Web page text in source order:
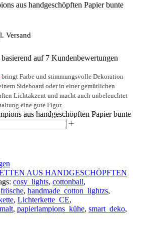
aus handgeschöpften Papier bunte
Versand
auf 7 Kundenbewertungen
bringt Farbe und stimmungsvolle Dekoration
Sideboard oder in einer gemütlichen
Lichtakzent und macht auch unbeleuchtet
eine gute Figur.
aus handgeschöpften Papier bunte
AUS HANDGESCHÖPFTEN
cosy_lights, cottonball,
frösche, handmade_cotton_lightzs,
, Lichterkette_CE,
, papierlampions_kühe, smart_deko,